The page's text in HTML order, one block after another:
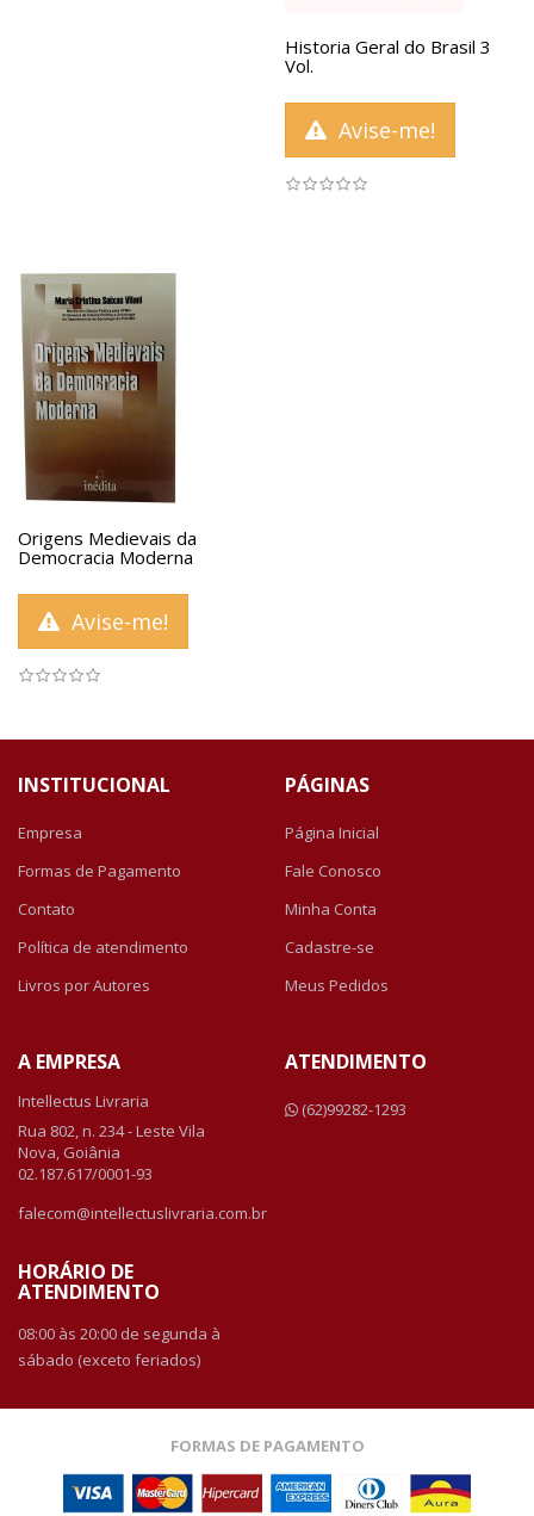
Historia Geral do Brasil 3
Vol.
Avise-me!
Origens Medievais da
Democracia Moderna
Avise-me!
INSTITUCIONAL
Empresa
Formas de Pagamento
Contato
Política de atendimento
Livros por Autores
PÁGINAS
Página Inicial
Fale Conosco
Minha Conta
Cadastre-se
Meus Pedidos
A EMPRESA
Intellectus Livraria
Rua 802, n. 234 - Leste Vila
Nova, Goiânia
02.187.617/0001-93
falecom@intellectuslivraria.com.br
HORÁRIO DE
ATENDIMENTO
08:00 às 20:00 de segunda à
sábado (exceto feriados)
ATENDIMENTO
(62)99282-1293
FORMAS DE PAGAMENTO